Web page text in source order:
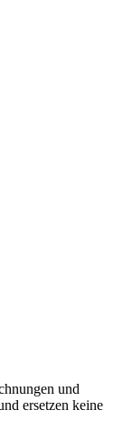
und
ersetzen keine